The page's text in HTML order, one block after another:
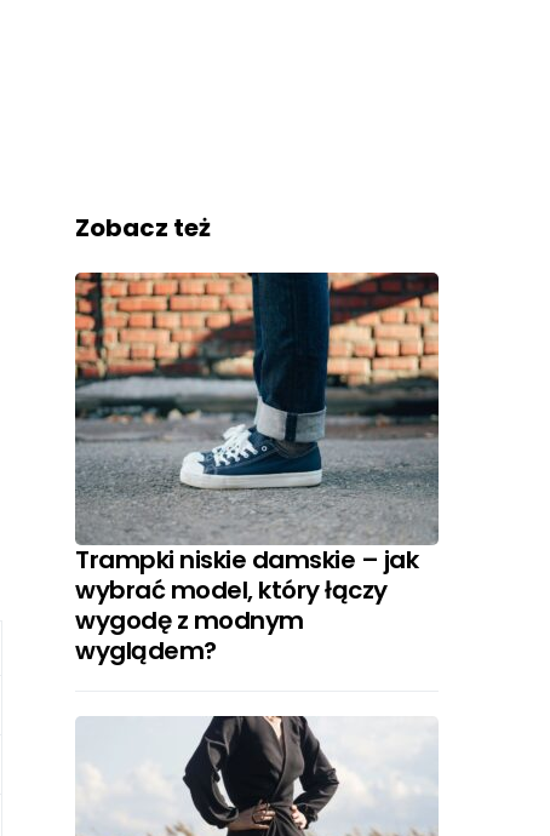
Zobacz też
Trampki niskie damskie – jak
wybrać model, który łączy
wygodę z modnym
wyglądem?